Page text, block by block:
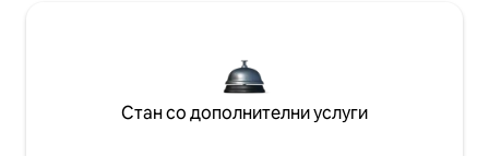
Стан со дополнителни услуги